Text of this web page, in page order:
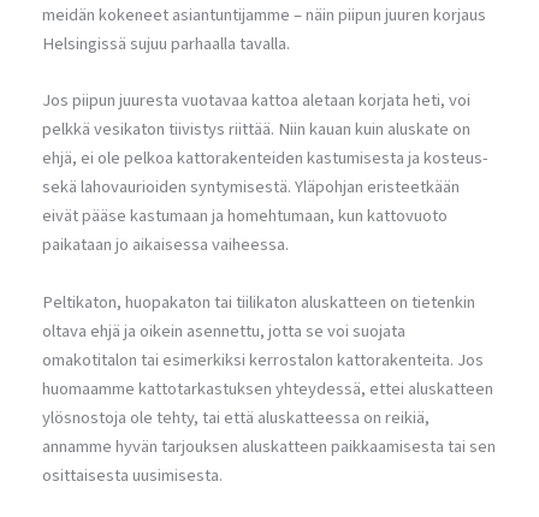
meidän kokeneet asiantuntijamme – näin piipun juuren korjaus
Helsingissä sujuu parhaalla tavalla.
Jos piipun juuresta vuotavaa kattoa aletaan korjata heti, voi
pelkkä vesikaton tiivistys riittää. Niin kauan kuin aluskate on
ehjä, ei ole pelkoa kattorakenteiden kastumisesta ja kosteus-
sekä lahovaurioiden syntymisestä. Yläpohjan eristeetkään
eivät pääse kastumaan ja homehtumaan, kun kattovuoto
paikataan jo aikaisessa vaiheessa.
Peltikaton, huopakaton tai tiilikaton aluskatteen on tietenkin
oltava ehjä ja oikein asennettu, jotta se voi suojata
omakotitalon tai esimerkiksi kerrostalon kattorakenteita. Jos
huomaamme kattotarkastuksen yhteydessä, ettei aluskatteen
ylösnostoja ole tehty, tai että aluskatteessa on reikiä,
annamme hyvän tarjouksen aluskatteen paikkaamisesta tai sen
osittaisesta uusimisesta.